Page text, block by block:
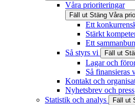
Våra prioriteringar
Fäll ut Stäng Våra
Ett
Stärkt
Ett
Så styrs vi
Fäll ut
Lagar och
Så finansieras
Kontakt och
Nyhetsbrev och press
Statistik och analys
Fäll ut